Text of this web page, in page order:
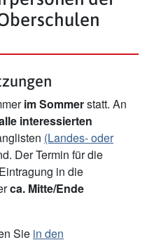
im Sommerstatt. An
interessierten
(Landes- oder
Der Termin für die
in die
ca. Mitte/Ende
Sie in den